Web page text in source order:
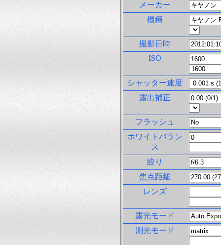
メーカー
機種
撮影日時
ISO
シャッター速度
露出補正
フラッシュ
ホワイトバラン
ス
絞り
焦点距離
レンズ
露光モード
測光モード